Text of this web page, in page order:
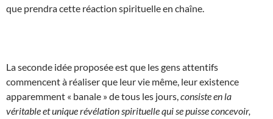
que prendra cette réaction spirituelle en chaîne.
La seconde idée proposée est que les gens attentifs
commencent à réaliser que leur vie même, leur existence
apparemment « banale » de tous les jours, consiste en la
véritable et unique révélation spirituelle qui se puisse concevoir,